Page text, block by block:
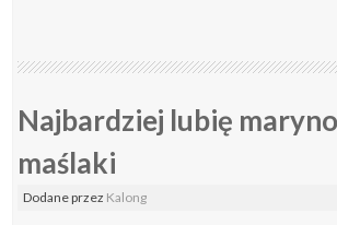
Najbardziej lubię
maślaki
Dodaneprzez Kalong